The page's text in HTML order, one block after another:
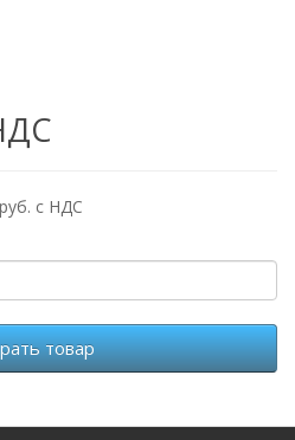
с НДС
товар